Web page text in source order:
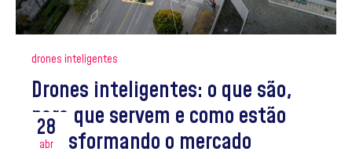
drones inteligentes
Drones inteligentes: o que são,
para que servem e como estão
transformando o mercado
28
abr